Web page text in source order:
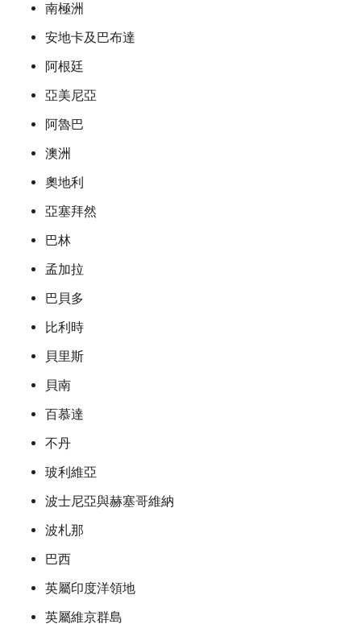
南極洲
安地卡及巴布達
阿根廷
亞美尼亞
阿魯巴
澳洲
奧地利
亞塞拜然
巴林
孟加拉
巴貝多
比利時
貝里斯
貝南
百慕達
不丹
玻利維亞
波士尼亞與赫塞哥維納
波札那
巴西
英屬印度洋領地
英屬維京群島